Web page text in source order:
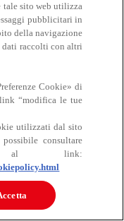
Carne
tale sito web utilizza
pubblicitari in
della navigazione
dati raccolti con altri
Cookie» di
“modifica le tue
utilizzati dal sito
consultare
al link: